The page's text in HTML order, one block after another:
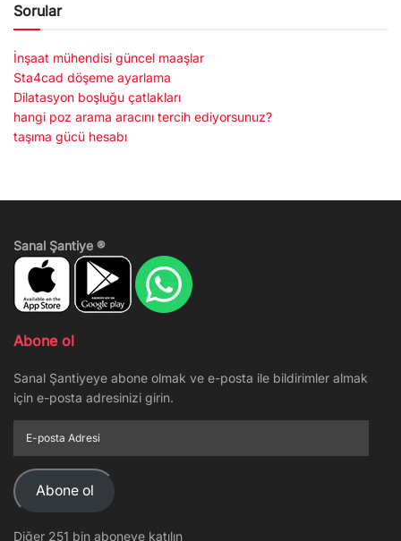
Sorular
İnşaat mühendisi güncel maaşlar
Sta4cad döşeme ayarlama
Dilatasyon boşluğu çatlakları
hangi poz arama aracını tercih ediyorsunuz?
taşıma gücü hesabı
Sanal Şantiye ®
Abone ol
Sanal Şantiyeye abone olmak ve e-posta ile bildirimler almak
için e-posta adresinizi girin.
posta
Adresi
Abone ol
Diğer 251 bin aboneye katılın